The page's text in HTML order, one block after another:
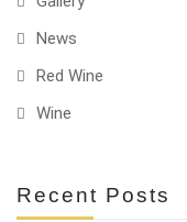
News
Red Wine
Wine
Recent Posts